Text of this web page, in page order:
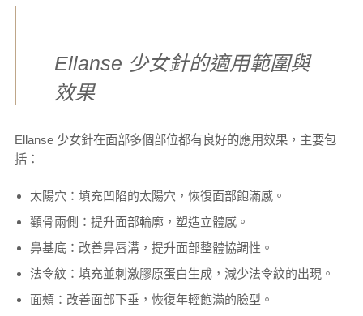
Ellanse 少女針的適用範圍與
效果
Ellanse 少女針在面部多個部位都有良好的應用效果，主要包
括：
太陽穴：填充凹陷的太陽穴，恢復面部飽滿感。
顴骨兩側：提升面部輪廓，塑造立體感。
鼻基底：改善鼻唇溝，提升面部整體協調性。
法令紋：填充並刺激膠原蛋白生成，減少法令紋的出現。
面頰：改善面部下垂，恢復年輕飽滿的臉型。